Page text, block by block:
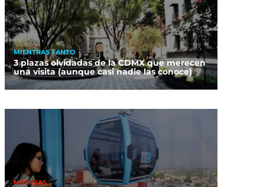
MIENTRAS TANTO
3 plazas olvidadas de la CDMX que merecen
una visita (aunque casi nadie las conoce)
NOTICIAS